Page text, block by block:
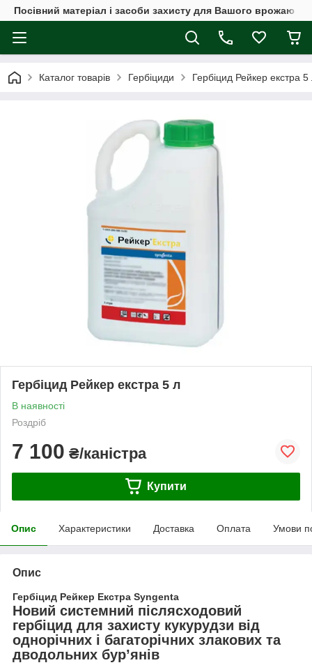
Посівний матеріал і засоби захисту для Вашого врожаю
Каталог товарів Гербіциди Гербіцид Рейкер екстра 5
Гербіцид Рейкер екстра 5 л
В наявності
Роздріб
7 100 ₴/каністра
Купити
Опис Характеристики Доставка Оплата Умови
Опис
Гербіцид Рейкер Екстра Syngenta
Новий системний післясходовий
гербіцид для захисту кукурудзи від
однорічних і багаторічних злакових та
дводольних бур’янів